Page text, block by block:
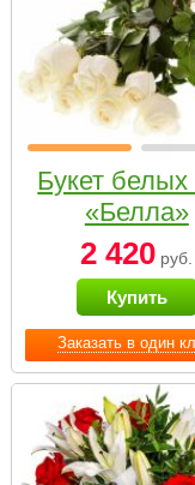
Заказать в один
Букет белых
«Белла»
2 420 руб.
Купить